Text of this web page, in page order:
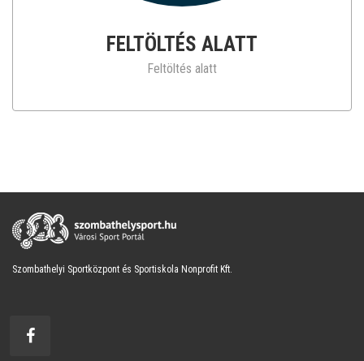
FELTÖLTÉS ALATT
Feltöltés alatt
Szombathelyi Sportközpont és Sportiskola Nonprofit Kft.